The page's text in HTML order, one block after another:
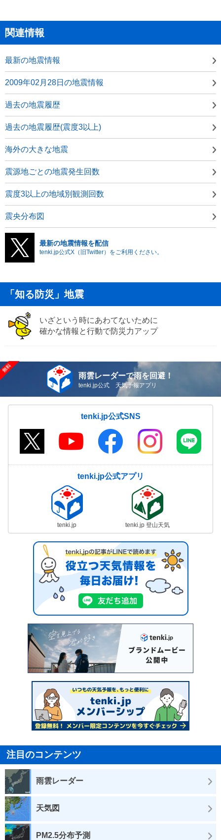
関連情報
最新の地震情報
2009年02月28日の地震情報
過去の地震履歴
過去の地震履歴(震度3以上)
海外の大きな地震
震源地ごとの地震発生回数
震度3以上の地域別観測回数
震央分布図
最新の地震情報を配信
tenki.jp公式X（旧Twitter）をご利用ください。
「知る防災」地震
いざという時にあわてないために
確かな情報と行動で防災力アップ
雨雲レーダーで雨を回避！
tenki.jp公式 天気予報アプリ
tenki.jp公式SNS
tenki.jp公式アプリ
tenki.jp tenki.jp 登山天気
注目のコンテンツ
雨雲レーダー
天気図
PM2.5分布予測